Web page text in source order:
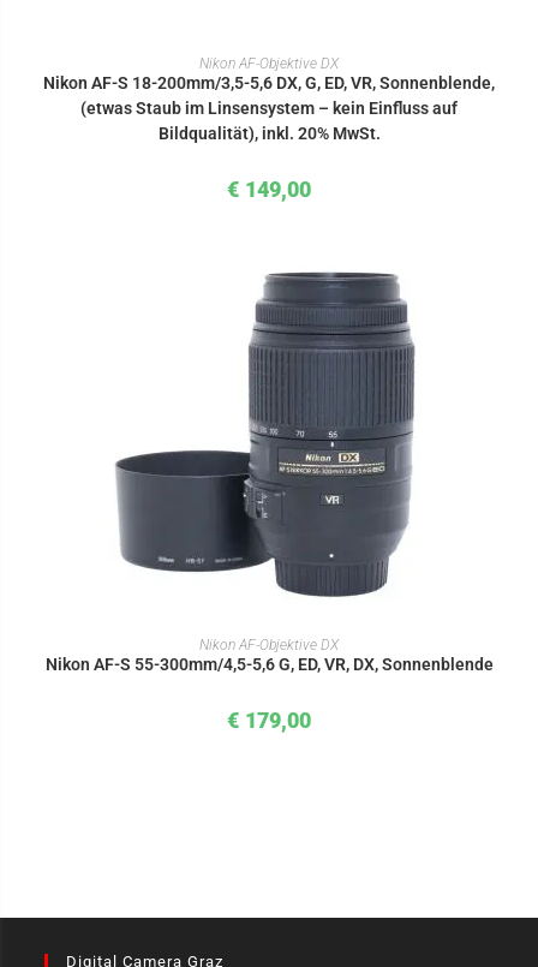
IN DEN WARENKORB
Nikon AF-Objektive DX
Nikon AF-S 18-200mm/3,5-5,6 DX, G, ED, VR, Sonnenblende,
(etwas Staub im Linsensystem – kein Einfluss auf
Bildqualität), inkl. 20% MwSt.
€ 149,00
IN DEN WARENKORB
Nikon AF-Objektive DX
Nikon AF-S 55-300mm/4,5-5,6 G, ED, VR, DX, Sonnenblende
€ 179,00
Digital Camera Graz